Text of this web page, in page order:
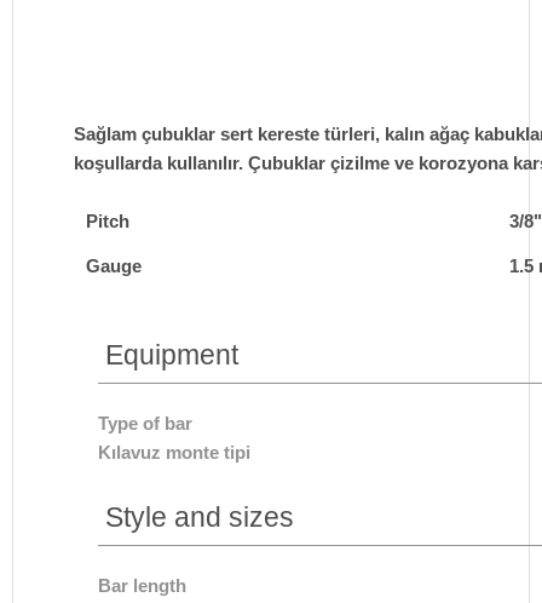
Sağlam çubuklar sert kereste türleri, kalın ağaç
koşullarda kullanılır. Çubuklar çizilme ve korozyona
Pitch 3/8"
Gauge 1.5
Equipment
Type of bar
Kılavuz monte tipi
Style and sizes
Bar length